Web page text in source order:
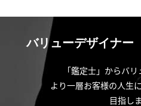
バリューデザイナー
「鑑定士」からバ
より一層お客様の人生
目指しま